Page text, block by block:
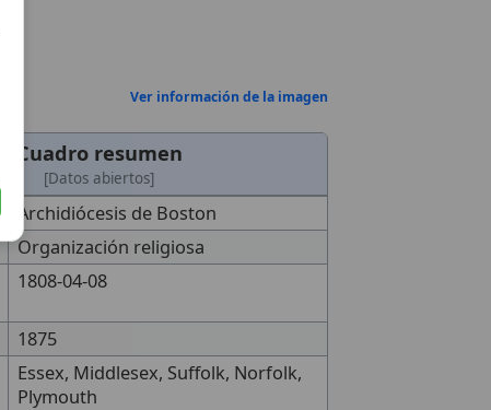
Ver información de la imagen
Cuadro resumen
[Datos abiertos]
Archidiócesis de Boston
Organización religiosa
1808-04-08
1875
Essex, Middlesex, Suffolk, Norfolk,
Plymouth